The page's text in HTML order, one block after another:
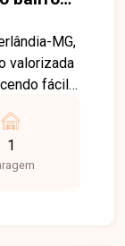
MG,
valorizada
fácil
O
de
1